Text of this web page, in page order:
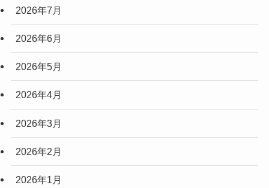
2026年7月
2026年6月
2026年5月
2026年4月
2026年3月
2026年2月
2026年1月